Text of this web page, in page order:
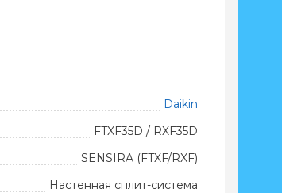
Daikin
FTXF35D / RXF35D
SENSIRA (FTXF/RXF)
Настенная сплит-система